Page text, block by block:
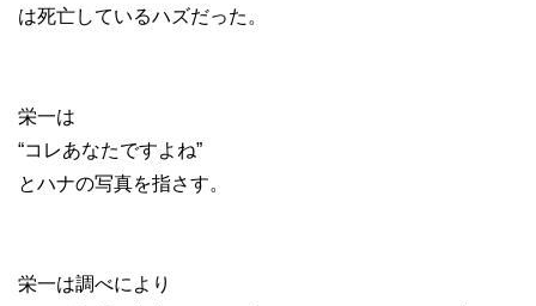
は死亡しているハズだった。
栄一は
“コレあなたですよね”
とハナの写真を指さす。
栄一は調べにより